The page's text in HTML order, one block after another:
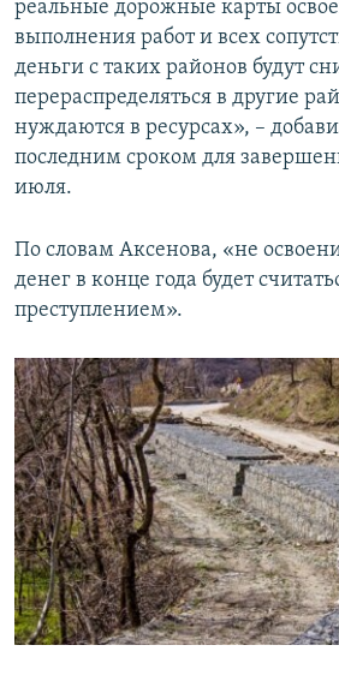
реальные дорожные карты
выполнения работ и всех
деньги с таких районов будут
перераспределяться в другие
нуждаются в ресурсах», –
последним сроком для
июля.
По словам Аксенова, «не
денег в конце года будет
преступлением».